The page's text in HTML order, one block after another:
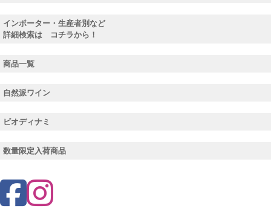
インポーター・生産者別など
詳細検索は コチラから！
商品一覧
自然派ワイン
ビオディナミ
数量限定入荷商品